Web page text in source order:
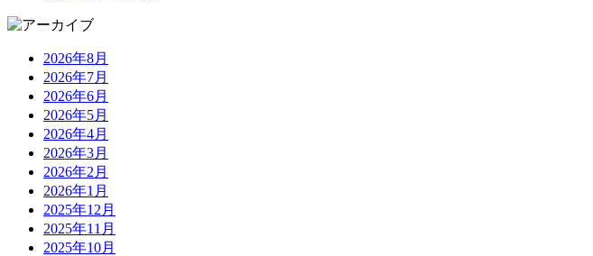
2026年8月
2026年7月
2026年6月
2026年5月
2026年4月
2026年3月
2026年2月
2026年1月
2025年12月
2025年11月
2025年10月